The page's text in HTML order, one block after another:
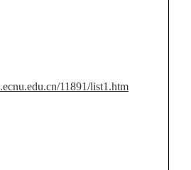
11891/list1.htm